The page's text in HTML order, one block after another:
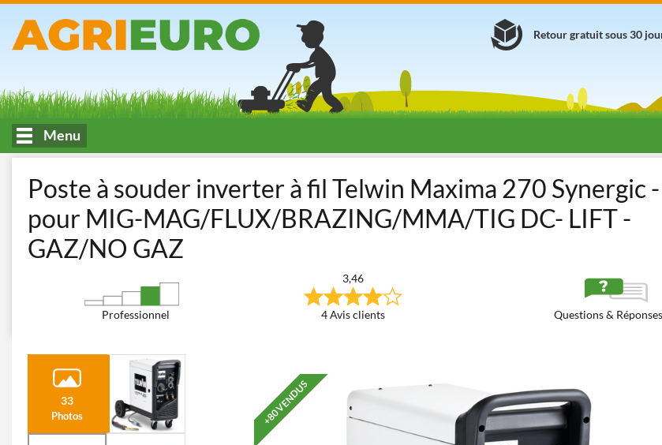
Retour gratuit sous 30
Menu
Poste à souder inverter à fil Telwin Maxima 270 Synergic -
pour MIG-MAG/FLUX/BRAZING/MMA/TIG DC- LIFT -
GAZ/NO GAZ
Professionnel
3,46
4 Avis clients Questions &
33
Photos +80 VENDUS